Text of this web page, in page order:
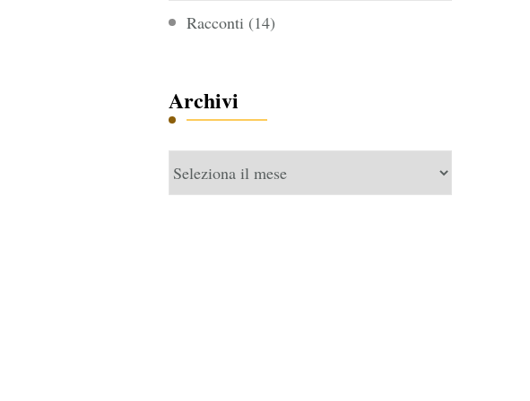
Racconti (14)
Archivi
Archivi